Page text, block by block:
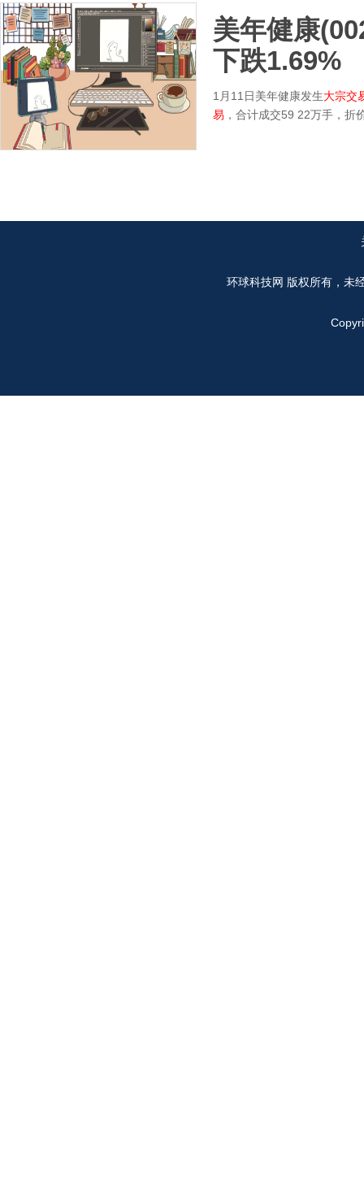
美年健康
下跌1.69%
1月11日美年健康发生大宗交
易 ，合计成交59 22万手，折
环球科技网 版权所有，未